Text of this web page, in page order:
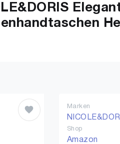
Marken
Shop
Amazon